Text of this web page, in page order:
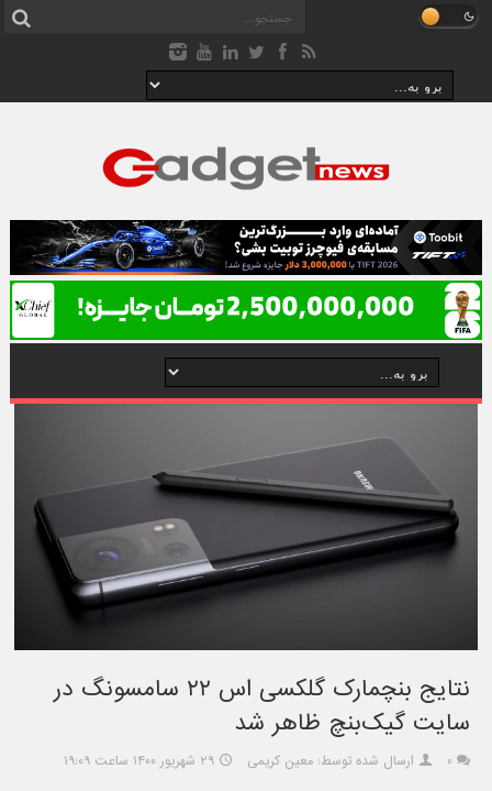
نتایج بنچمارک گلکسی اس ۲۲ سامسونگ در
سایت گیک‌بنچ ظاهر شد
۰ ارسال شده توسط: معین کریمی ۲۹ شهریور ۱۴۰۰ ساعت ۱۹:۰۹